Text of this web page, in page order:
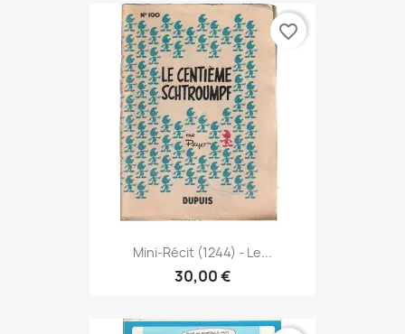
Mini-Récit (1244) - Le...
30,00 €
favorite_border